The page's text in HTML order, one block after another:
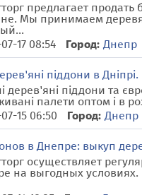
предлагает
Мы принимаем
17 08:54 Город: Днепр
піддони в
дерев'яні піддони та
палети оптом і в
15 06:50 Город: Днепр
в Днепре: выкуп
осуществляет
на выгодных